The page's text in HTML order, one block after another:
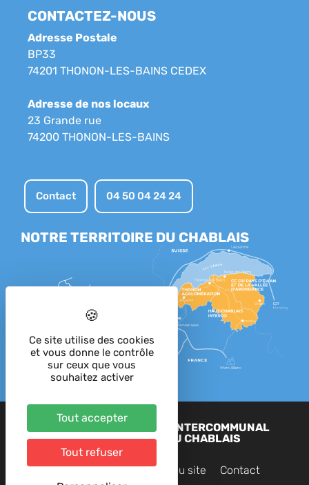
CONTACTEZ-NOUS
Adresse Postale
BP33
74201 THONON-LES-BAINS CEDEX
Adresse de nos locaux
23 Grande rue
74200 THONON-LES-BAINS
Contact 04 50 04 24 24
NOTRE TERRITOIRE DU CHABLAIS
2023 - SIAC - SYNDICAT INTERCOMMUNAL
D'AMÉNAGEMENT DU CHABLAIS
Mentions légales Plan du site Contact
Ce site utilise des cookies
et vous donne le contrôle
sur ceux que vous
souhaitez activer
Tout accepter
Tout refuser